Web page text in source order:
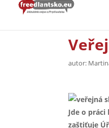
autor:
Jde o
zaštiťuje